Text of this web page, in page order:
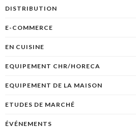
DISTRIBUTION
E-COMMERCE
EN CUISINE
EQUIPEMENT CHR/HORECA
EQUIPEMENT DE LA MAISON
ETUDES DE MARCHÉ
ÉVÉNEMENTS